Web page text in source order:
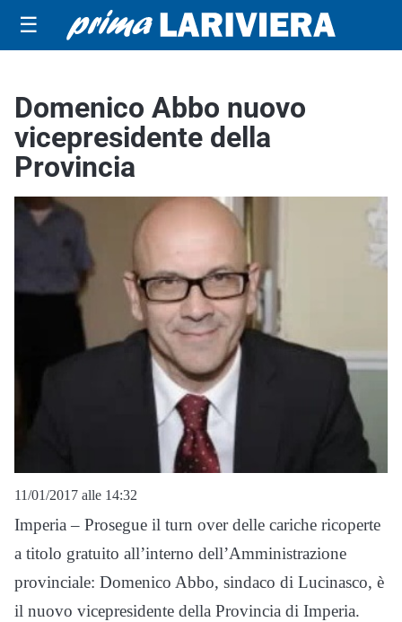
☰
Domenico Abbo nuovo
vicepresidente della
Provincia
11/01/2017 alle 14:32
Imperia – Prosegue il turn over delle cariche ricoperte
a titolo gratuito all’interno dell’Amministrazione
provinciale: Domenico Abbo, sindaco di Lucinasco, è
il nuovo vicepresidente della Provincia di Imperia.